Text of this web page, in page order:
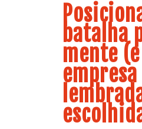
batalha
mente